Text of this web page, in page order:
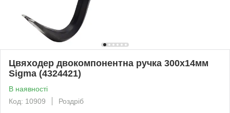
Цвяходер двокомпонентна ручка 300x14мм
Sigma (4324421)
В наявності
Код: 10909
Роздріб